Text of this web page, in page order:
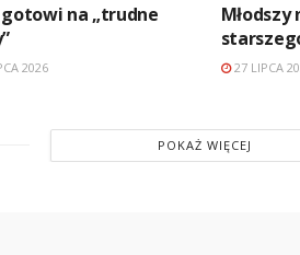
gotowi na „trudne
2026
Młodszy
27 LIPCA
POKAŻ WIĘCEJ